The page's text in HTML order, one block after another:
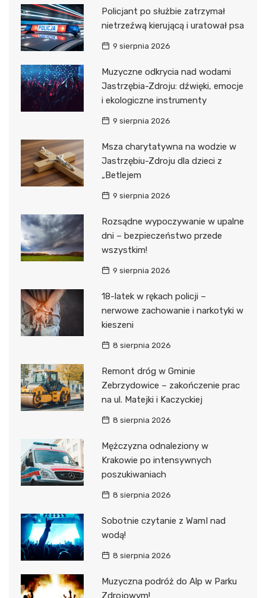
Policjant po służbie zatrzymał
nietrzeźwą kierującą i uratował psa
9 sierpnia 2026
Muzyczne odkrycia nad wodami
Jastrzębia-Zdroju: dźwięki, emocje
i ekologiczne instrumenty
9 sierpnia 2026
Msza charytatywna na wodzie w
Jastrzębiu-Zdroju dla dzieci z
„Betlejem
9 sierpnia 2026
Rozsądne wypoczywanie w upalne
dni – bezpieczeństwo przede
wszystkim!
9 sierpnia 2026
18-latek w rękach policji –
nerwowe zachowanie i narkotyki w
kieszeni
8 sierpnia 2026
Remont dróg w Gminie
Zebrzydowice – zakończenie prac
na ul. Matejki i Kaczyckiej
8 sierpnia 2026
Mężczyzna odnaleziony w
Krakowie po intensywnych
poszukiwaniach
8 sierpnia 2026
Sobotnie czytanie z WamI nad
wodą!
8 sierpnia 2026
Muzyczna podróż do Alp w Parku
Zdrojowym!